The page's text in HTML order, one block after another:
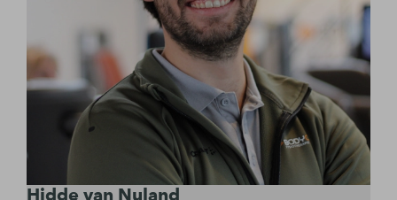
Hidde van Nuland